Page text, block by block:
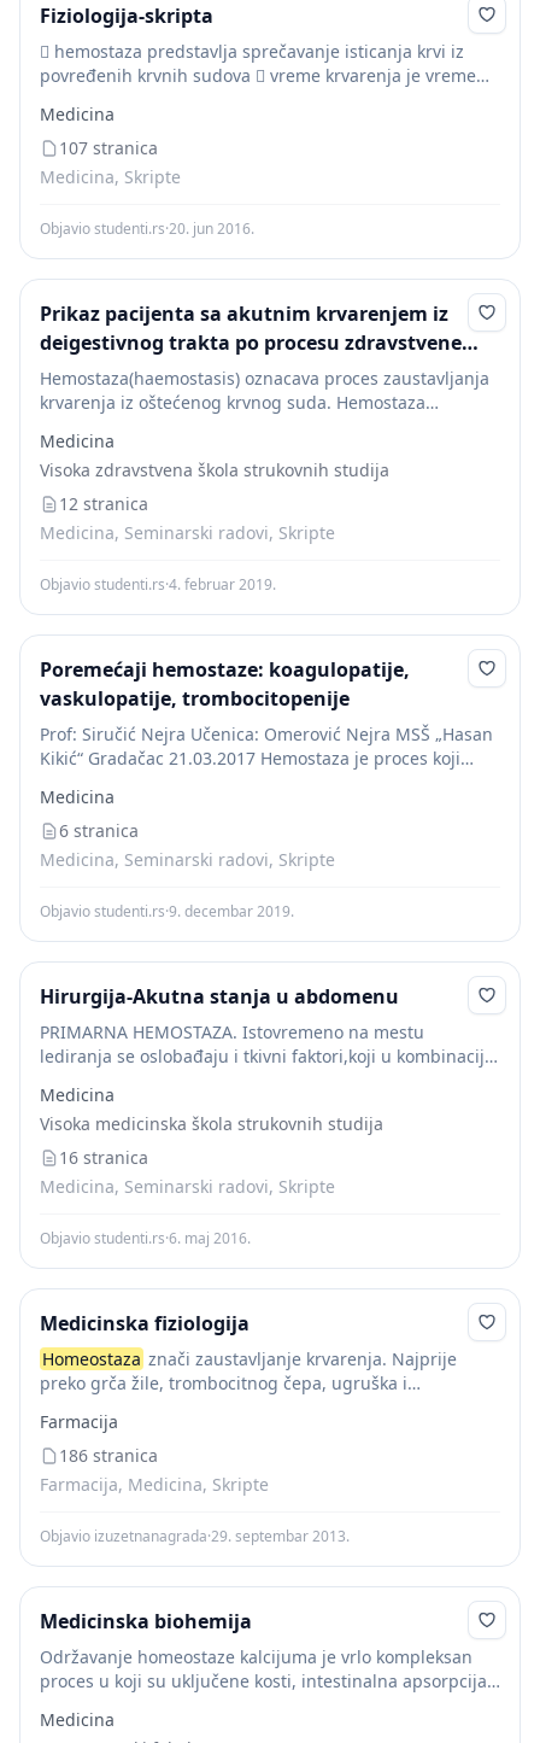
Fiziologija-skripta
 hemostaza predstavlja sprečavanje isticanja krvi iz
povređenih krvnih sudova  vreme krvarenja je vreme
ternutka prestanka izlaženja krvi  postoje tri...
Medicina
107 stranica
Medicina, Skripte
Objavio studenti.rs·20. jun 2016.
Prikaz pacijenta sa akutnim krvarenjem iz
deigestivnog trakta po procesu zdravstvene
nege
Hemostaza(haemostasis) oznacava proces zaustavljanja
krvarenja iz oštećenog krvnog suda. Hemostaza
krvnog suda - Stvaranje trombocitnog čepa - Formiranje
krvnog ugruška (koagulacija) - Stabilizaciju krvnog...
Medicina
Visoka zdravstvena škola strukovnih studija
12 stranica
Medicina, Seminarski radovi, Skripte
Objavio studenti.rs·4. februar 2019.
Poremećaji hemostaze: koagulopatije,
vaskulopatije, trombocitopenije
Prof: Siručić Nejra Učenica: Omerović Nejra MSŠ „Hasan
Kikić“ Gradačac 21.03.2017 Hemostaza je proces koji
suda. Ona se sastoji iz rane reakcije, primarne...
Medicina
6 stranica
Medicina, Seminarski radovi, Skripte
Objavio studenti.rs·9. decembar 2019.
Hirurgija-Akutna stanja u abdomenu
PRIMARNA HEMOSTAZA. Istovremeno na mestu
lediranja se oslobađaju i tkivni faktori,koji u kombinaciji
čime počinje koagulaciona kaskada, koja rezultira
stvaranjem fibrina – trombociti...
Medicina
Visoka medicinska škola strukovnih studija
16 stranica
Medicina, Seminarski radovi, Skripte
Objavio studenti.rs·6. maj 2016.
Medicinska fiziologija
Homeostaza znači zaustavljanje krvarenja. Najprije
preko grča žile, trombocitnog čepa, ugruška i
dolazi do kontrakcije glatkih mišića zbog lokalnog
miogenog spazma (...
Farmacija
186 stranica
Farmacija, Medicina, Skripte
Objavio izuzetnanagrada·29. septembar 2013.
Medicinska biohemija
Održavanje homeostaze kalcijuma je vrlo kompleksan
proces u koji su uključene kosti, intestinalna apsorpcija
Paratiroidne žlezde u kojima se stvara paratiroidni
Medicina